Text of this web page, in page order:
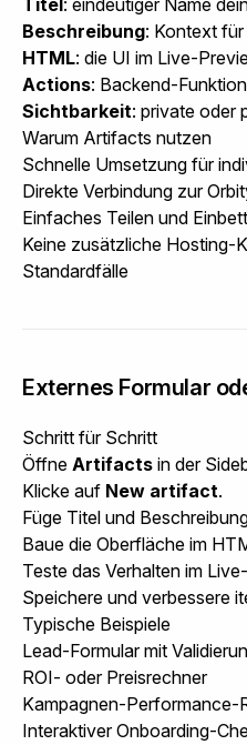
Titel: eindeutiger Name
Beschreibung: Kontext
HTML: die UI im Live-
Actions: Backend-
Sichtbarkeit: private oder
Warum Artifacts nutzen
Schnelle Umsetzung für
Direkte Verbindung zur
Einfaches Teilen und
Keine zusätzliche Hosting-
Standardfälle
Externes Formular
Schritt für Schritt
Öffne Artifacts in der
Klicke auf New artifact.
Füge Titel und
Baue die Oberfläche im
Teste das Verhalten im
Speichere und verbessere
Typische Beispiele
Lead-Formular mit
ROI- oder Preisrechner
Kampagnen-Performance-
Interaktiver Onboarding-